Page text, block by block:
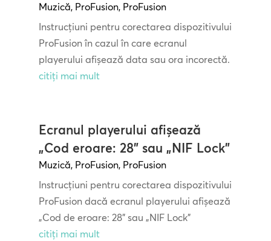
Muzică, ProFusion, ProFusion
Instrucțiuni pentru corectarea dispozitivului
ProFusion în cazul în care ecranul
playerului afișează data sau ora incorectă.
citiți mai mult
Ecranul playerului afișează
„Cod eroare: 28” sau „NIF Lock”
Muzică, ProFusion, ProFusion
Instrucțiuni pentru corectarea dispozitivului
ProFusion dacă ecranul playerului afișează
„Cod de eroare: 28” sau „NIF Lock”
citiți mai mult